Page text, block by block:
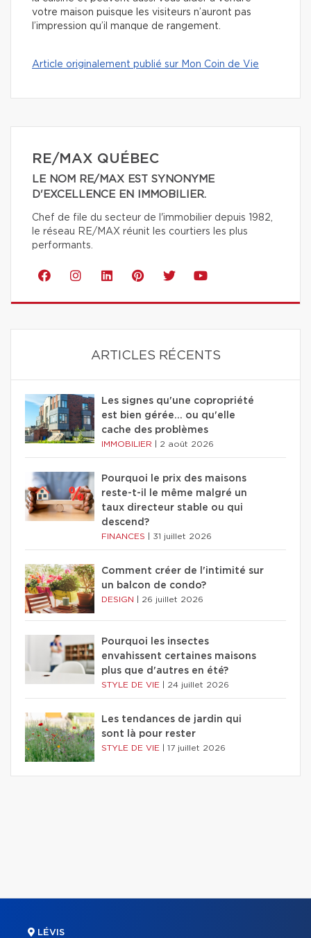
votre maison puisque les visiteurs n’auront pas
l’impression qu’il manque de rangement.
Article originalement publié sur Mon Coin de Vie
RE/MAX QUÉBEC
LE NOM RE/MAX EST SYNONYME
D'EXCELLENCE EN IMMOBILIER.
Chef de file du secteur de l'immobilier depuis 1982,
le réseau RE/MAX réunit les courtiers les plus
performants.
ARTICLES RÉCENTS
Les signes qu'une copropriété
est bien gérée… ou qu'elle
cache des problèmes
IMMOBILIER 2 août 2026
Pourquoi le prix des maisons
reste-t-il le même malgré un
taux directeur stable ou qui
descend?
FINANCES 31 juillet 2026
Comment créer de l'intimité sur
un balcon de condo?
DESIGN 26 juillet 2026
Pourquoi les insectes
envahissent certaines maisons
plus que d'autres en été?
STYLE DE VIE 24 juillet 2026
Les tendances de jardin qui
sont là pour rester
STYLE DE VIE 17 juillet 2026
LÉVIS